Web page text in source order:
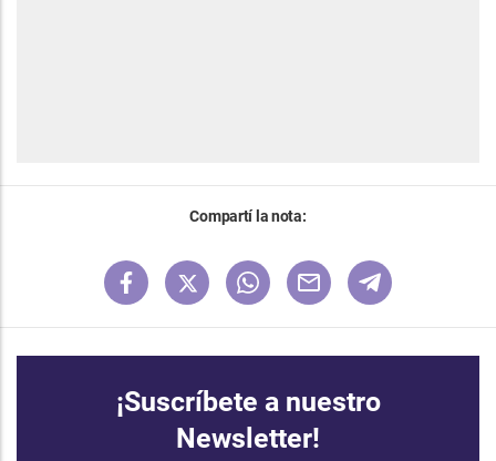
Compartí la nota:
¡Suscríbete a nuestro
Newsletter!